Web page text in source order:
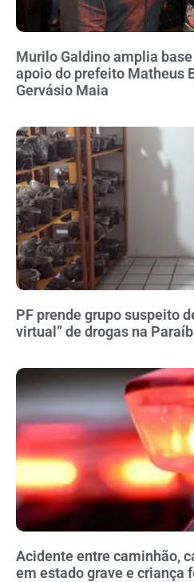
Murilo Galdino amplia
apoio do prefeito Matheus
Gervásio Maia
PF prende grupo suspeito
virtual” de drogas na
Acidente entre caminhão,
em estado grave e criança